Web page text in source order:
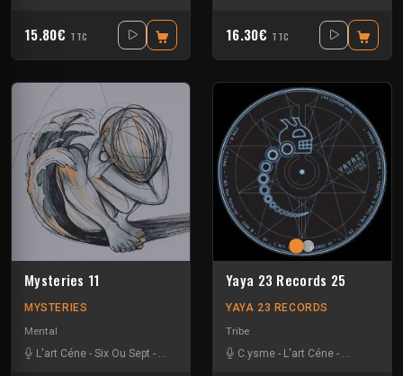
15.80€ TTC 16.30€ TTC
Mysteries 11
MYSTERIES
Mental
L'art Céne - Six Ou Sept - -Verdure
Yaya 23 Records 25
YAYA 23 RECORDS
Tribe
C.ysme - L'art Céne -